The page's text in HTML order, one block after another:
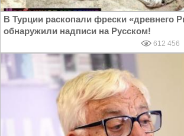
В Турции раскопали фрески «древнего
обнаружили надписи на Русском!
612 456